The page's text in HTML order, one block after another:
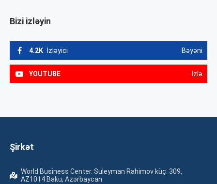
Bizi izləyin
4.2K İzləyici Bəyəni
YOUTUBE İzlə
Şirkət
World Business Center. Suleyman Rahimov küç. 309,
AZ1014 Baku, Azərbaycan